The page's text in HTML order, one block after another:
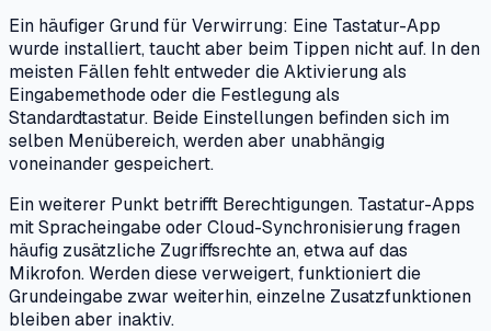
Ein häufiger Grund für Verwirrung: Eine Tastatur-App
wurde installiert, taucht aber beim Tippen nicht auf. In den
meisten Fällen fehlt entweder die Aktivierung als
Eingabemethode oder die Festlegung als
Standardtastatur. Beide Einstellungen befinden sich im
selben Menübereich, werden aber unabhängig
voneinander gespeichert.
Ein weiterer Punkt betrifft Berechtigungen. Tastatur-Apps
mit Spracheingabe oder Cloud-Synchronisierung fragen
häufig zusätzliche Zugriffsrechte an, etwa auf das
Mikrofon. Werden diese verweigert, funktioniert die
Grundeingabe zwar weiterhin, einzelne Zusatzfunktionen
bleiben aber inaktiv.